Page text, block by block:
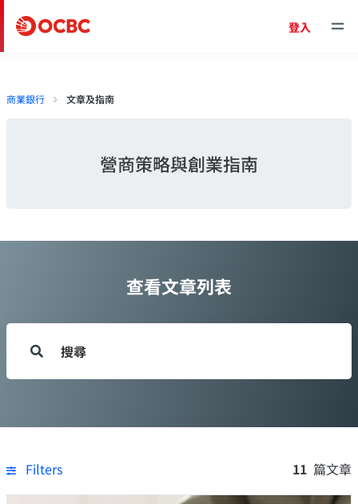
登入
商業銀行 文章及指南
營商策略與創業指南
查看文章列表
Filters 11 篇文章